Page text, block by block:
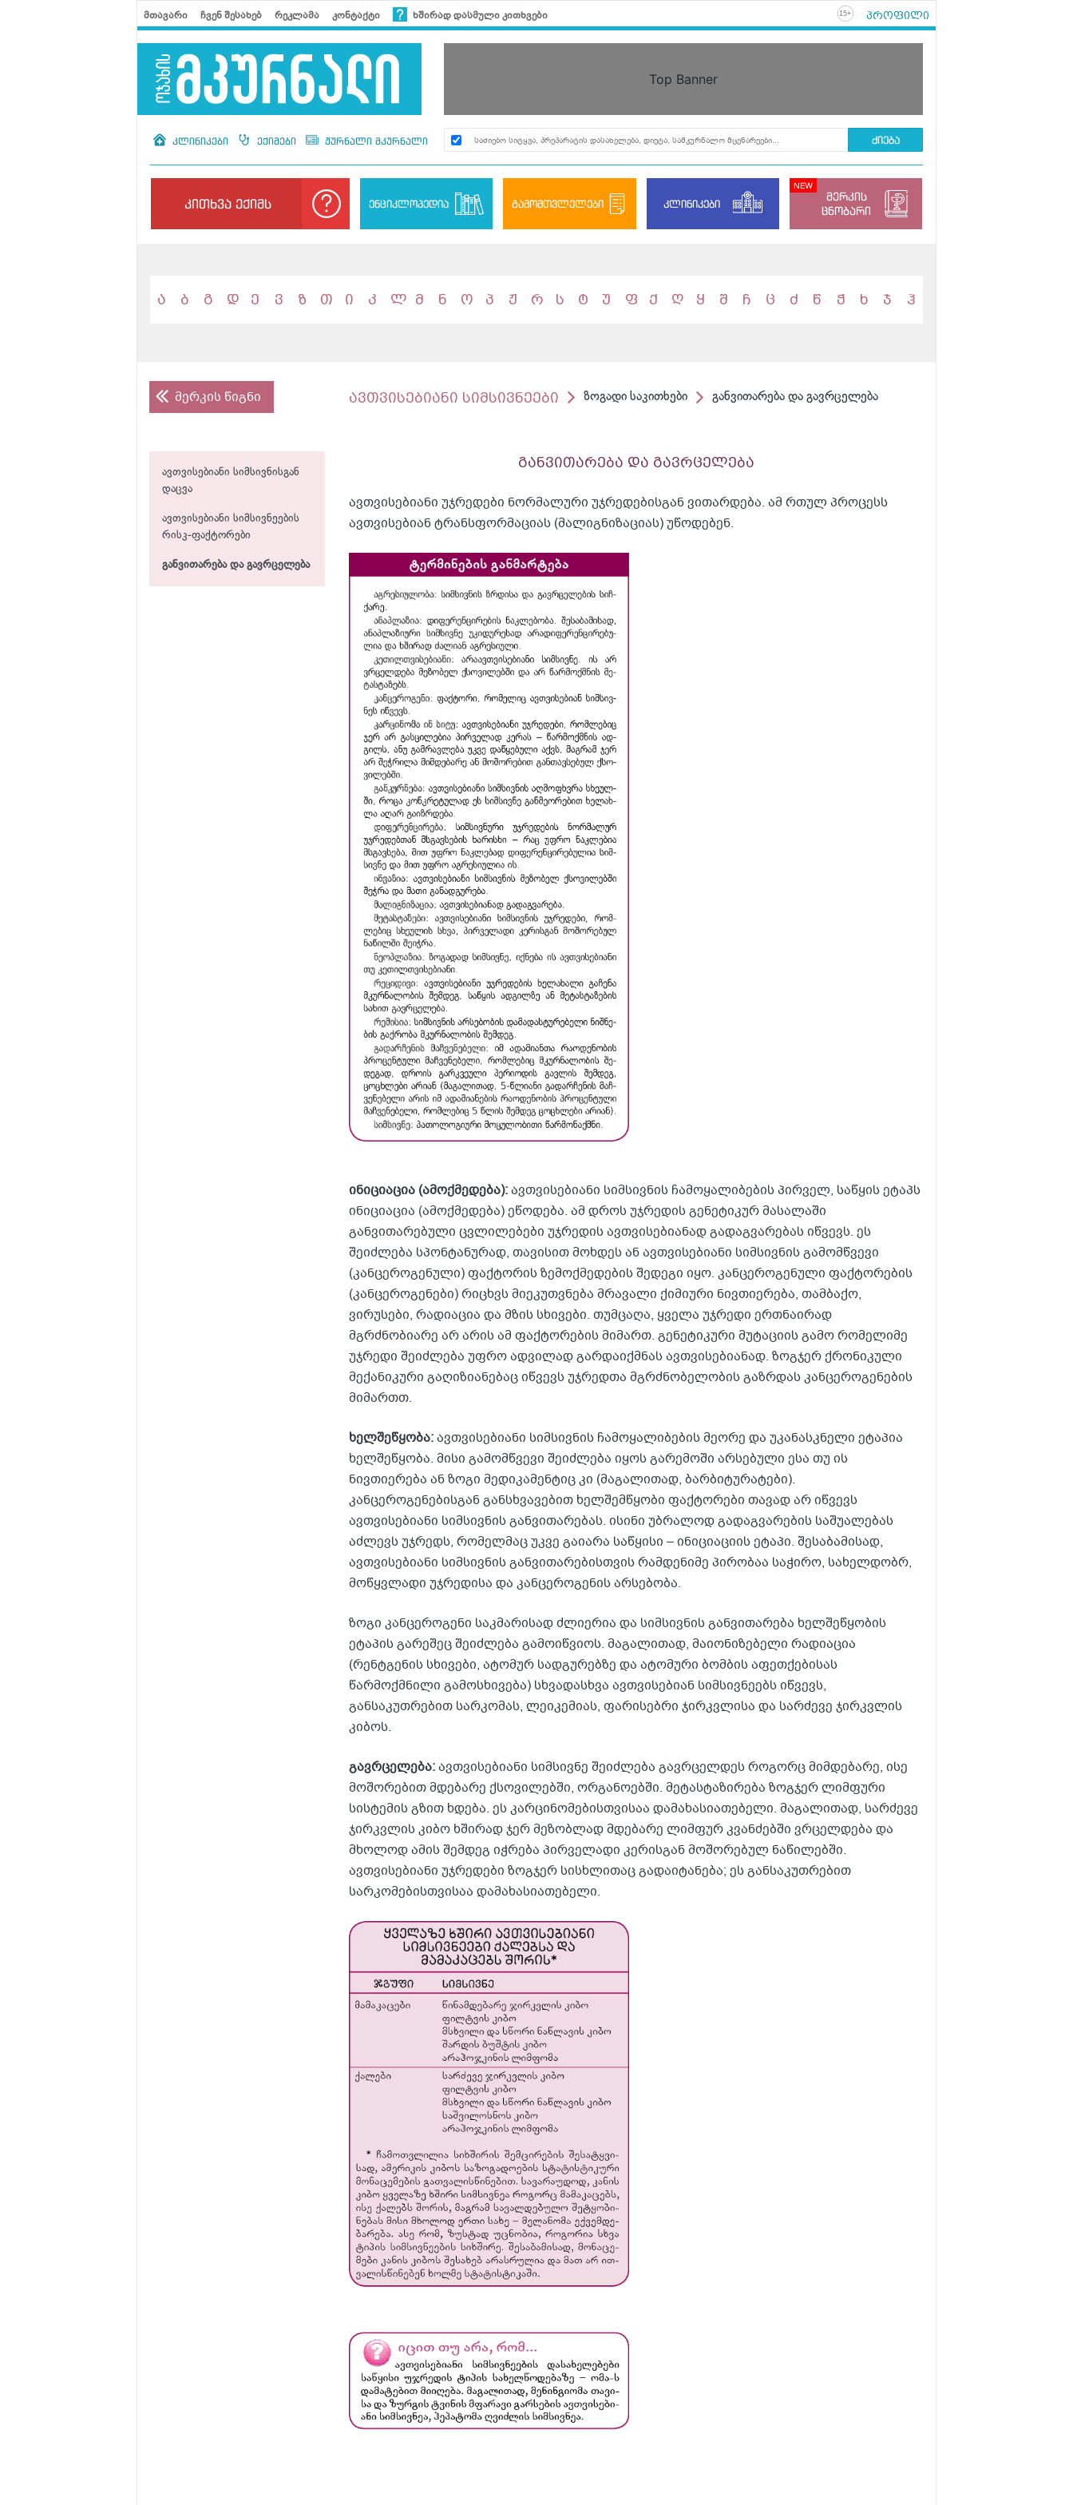
მთავარი ჩვენ შესახებ რეკლამა კონტაქტი ხშირად დასმული კითხვები 15+ პროფილი
Top Banner
კლინიკები ექიმები ჟურნალი მკურნალი
კითხვა ექიმს ენციკლოპედია გამომთვლელები კლინიკები
მერკის
ცნობარი
ა ბ გ დ ე ვ ზ თ ი კ ლ მ ნ ო პ ჟ რ ს ტ უ ფ ქ ღ ყ შ ჩ ც ძ წ ჭ ხ ჯ ჰ
მერკის წიგნი
ავთვისებიანი სიმსივნისგან
დაცვა
ავთვისებიანი სიმსივნეების
რისკ-ფაქტორები
განვითარება და გავრცელება
ავთვისებიანი სიმსივნეები ზოგადი საკითხები განვითარება და გავრცელება
განვითარება და გავრცელება
ავთვისებიანი უჯრედები ნორმალური უჯრედებისგან ვითარდება. ამ რთულ პროცესს
ავთვისებიან ტრანსფორმაციას (მალიგნიზაციას) უწოდებენ.
ინიციაცია (ამოქმედება):ავთვისებიანი სიმსივნის ჩამოყალიბების პირველ, საწყის ეტაპს
ინიციაცია (ამოქმედება) ეწოდება. ამ დროს უჯრედის გენეტიკურ მასალაში
განვითარებული ცვლილებები უჯრედის ავთვისებიანად გადაგვარებას იწვევს. ეს
შეიძლება სპონტანურად, თავისით მოხდეს ან ავთვისებიანი სიმსივნის გამომწვევი
(კანცეროგენული) ფაქტორის ზემოქმედების შედეგი იყო. კანცეროგენული ფაქტორების
(კანცეროგენები) რიცხვს მიეკუთვნება მრავალი ქიმიური ნივთიერება, თამბაქო,
ვირუსები, რადიაცია და მზის სხივები. თუმცაღა, ყველა უჯრედი ერთნაირად
მგრძნობიარე არ არის ამ ფაქტორების მიმართ. გენეტიკური მუტაციის გამო რომელიმე
უჯრედი შეიძლება უფრო ადვილად გარდაიქმნას ავთვისებიანად. ზოგჯერ ქრონიკული
მექანიკური გაღიზიანებაც იწვევს უჯრედთა მგრძნობელობის გაზრდას კანცეროგენების
მიმართთ.
ხელშეწყობა:ავთვისებიანი სიმსივნის ჩამოყალიბების მეორე და უკანასკნელი ეტაპია
ხელშეწყობა. მისი გამომწვევი შეიძლება იყოს გარემოში არსებული ესა თუ ის
ნივთიერება ან ზოგი მედიკამენტიც კი (მაგალითად, ბარბიტურატები).
კანცეროგენებისგან განსხვავებით ხელშემწყობი ფაქტორები თავად არ იწვევს
ავთვისებიანი სიმსივნის განვითარებას. ისინი უბრალოდ გადაგვარების საშუალებას
აძლევს უჯრედს, რომელმაც უკვე გაიარა საწყისი – ინიციაციის ეტაპი. შესაბამისად,
ავთვისებიანი სიმსივნის განვითარებისთვის რამდენიმე პირობაა საჭირო, სახელდობრ,
მოწყვლადი უჯრედისა და კანცეროგენის არსებობა.
ზოგი კანცეროგენი საკმარისად ძლიერია და სიმსივნის განვითარება ხელშეწყობის
ეტაპის გარეშეც შეიძლება გამოიწვიოს. მაგალითად, მაიონიზებელი რადიაცია
(რენტგენის სხივები, ატომურ სადგურებზე და ატომური ბომბის აფეთქებისას
წარმოქმნილი გამოსხივება) სხვადასხვა ავთვისებიან სიმსივნეებს იწვევს,
განსაკუთრებით სარკომას, ლეიკემიას, ფარისებრი ჯირკვლისა და სარძევე ჯირკვლის
კიბოს.
გავრცელება:ავთვისებიანი სიმსივნე შეიძლება გავრცელდეს როგორც მიმდებარე, ისე
მოშორებით მდებარე ქსოვილებში, ორგანოებში. მეტასტაზირება ზოგჯერ ლიმფური
სისტემის გზით ხდება. ეს კარცინომებისთვისაა დამახასიათებელი. მაგალითად, სარძევე
ჯირკვლის კიბო ხშირად ჯერ მეზობლად მდებარე ლიმფურ კვანძებში ვრცელდება და
მხოლოდ ამის შემდეგ იჭრება პირველადი კერისგან მოშორებულ ნაწილებში.
ავთვისებიანი უჯრედები ზოგჯერ სისხლითაც გადაიტანება; ეს განსაკუთრებით
სარკომებისთვისაა დამახასიათებელი.